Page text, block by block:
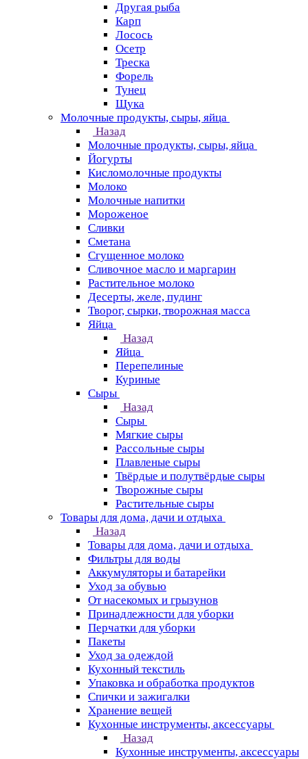
Другая рыба
Карп
Лосось
Осетр
Треска
Форель
Тунец
Щука
Молочные продукты, сыры, яйца
Назад
Молочные продукты, сыры, яйца
Йогурты
Кисломолочные продукты
Молоко
Молочные напитки
Мороженое
Сливки
Сметана
Сгущенное молоко
Сливочное масло и маргарин
Растительное молоко
Десерты, желе, пудинг
Творог, сырки, творожная масса
Яйца
Назад
Яйца
Перепелиные
Куриные
Сыры
Назад
Сыры
Мягкие сыры
Рассольные сыры
Плавленые сыры
Твёрдые и полутвёрдые сыры
Творожные сыры
Растительные сыры
Товары для дома, дачи и отдыха
Назад
Товары для дома, дачи и отдыха
Фильтры для воды
Аккумуляторы и батарейки
Уход за обувью
От насекомых и грызунов
Принадлежности для уборки
Перчатки для уборки
Пакеты
Уход за одеждой
Кухонный текстиль
Упаковка и обработка продуктов
Спички и зажигалки
Хранение вещей
Кухонные инструменты, аксессуары
Назад
Кухонные инструменты, аксессуары